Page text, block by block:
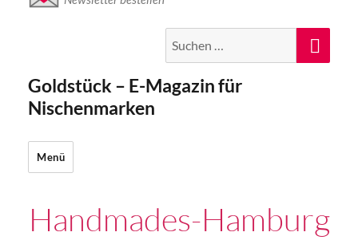
nach:
Goldstück – E-Magazin für
Nischenmarken
Menü
Handmades-Hamburg